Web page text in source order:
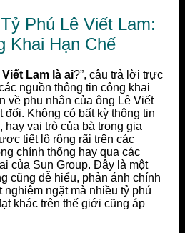
Phú Lê Viết Lam:
Khai Hạn Chế
Lam là ai?”, câu trả lời trực
nguồn thông tin công khai
về phu nhân của ông Lê Viết
Không có bất kỳ thông tin
hay vai trò của bà trong gia
tiết lộ rộng rãi trên các
chính thống hay qua các
của Sun Group. Đây là một
cũng dễ hiểu, phản ánh chính
ngặt mà nhiều tỷ phú
khác trên thế giới cũng áp